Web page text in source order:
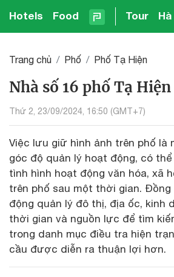
Hotels Food Tour
Trang chủ Phố Phố Tạ Hiện
Nhà số 16 phố Tạ Hiện
Thứ 2, 23/09/2024, 16:50 (GMT+7)
Việc lưu giữ hình ảnh trên phố là
góc độ quản lý hoạt động, có thể
tình hình hoạt động văn hóa, xã
trên phố sau một thời gian.
động quản lý đô thị, địa ốc, kinh
thời gian và nguồn lực để tìm
trong danh mục điều tra hiện
cầu được diễn ra thuận lợi hơn.